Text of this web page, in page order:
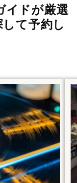
イドが厳選
て予約し